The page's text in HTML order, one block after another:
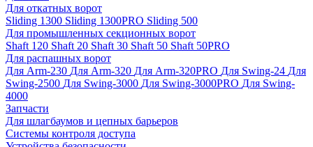
Для откатных ворот
Sliding 1300 Sliding 1300PRO Sliding 500
Для промышленных секционных ворот
Shaft 120 Shaft 20 Shaft 30 Shaft 50 Shaft 50PRO
Для распашных ворот
Для Arm-230 Для Arm-320 Для Arm-320PRO Для Swing-24 Для
Swing-2500 Для Swing-3000 Для Swing-3000PRO Для Swing-
4000
Запчасти
Для шлагбаумов и цепных барьеров
Системы контроля доступа